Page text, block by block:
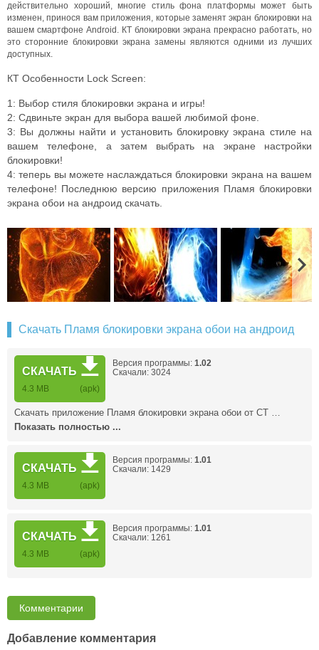
действительно хороший, многие стиль фона платформы может быть
изменен, принося вам приложения, которые заменят экран блокировки на
вашем смартфоне Android. КТ блокировки экрана прекрасно работать, но
это сторонние блокировки экрана замены являются одними из лучших
доступных.
КТ Особенности Lock Screen:
1: Выбор стиля блокировки экрана и игры!
2: Сдвиньте экран для выбора вашей любимой фоне.
3: Вы должны найти и установить блокировку экрана стиле на
вашем телефоне, а затем выбрать на экране настройки
блокировки!
4: теперь вы можете наслаждаться блокировки экрана на вашем
телефоне! Последнюю версию приложения Пламя блокировки
экрана обои на андроид скачать.
Скачать Пламя блокировки экрана обои на андроид
СКАЧАТЬ
4.3 MB (apk)
Версия программы: 1.02
Скачали: 3024
Скачать приложение Пламя блокировки экрана обои от CT …
Показать полностью ...
СКАЧАТЬ
4.3 MB (apk)
Версия программы: 1.01
Скачали: 1429
СКАЧАТЬ
4.3 MB (apk)
Версия программы: 1.01
Скачали: 1261
Комментарии
Добавление комментария